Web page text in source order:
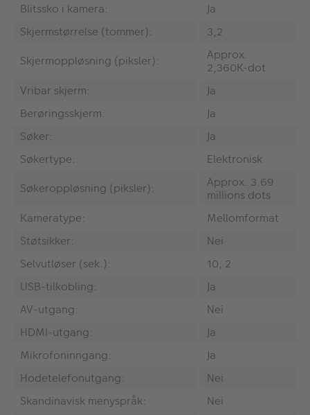
Blitssko i kamera:
Ja
Skjermstørrelse (tommer):
3,2
Skjermoppløsning (piksler):
Approx.
2,360K-dot
Vribar skjerm:
Ja
Berøringsskjerm:
Ja
Søker:
Ja
Søkertype:
Elektronisk
Søkeroppløsning (piksler):
Approx. 3.69
millions dots
Kameratype:
Mellomformat
Støtsikker:
Nei
Selvutløser (sek.):
10, 2
USB-tilkobling:
Ja
AV-utgang:
Nei
HDMI-utgang:
Ja
Mikrofoninngang:
Ja
Hodetelefonutgang:
Nei
Skandinavisk menyspråk:
Nei